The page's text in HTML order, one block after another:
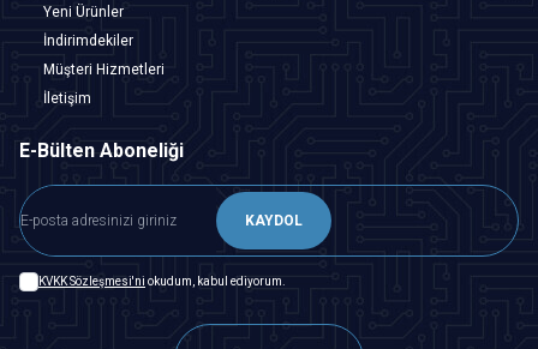
Yeni Ürünler
İndirimdekiler
Müşteri Hizmetleri
İletişim
E-Bülten Aboneliği
KAYDOL
KVKK Sözleşmesi'ni okudum, kabul ediyorum.